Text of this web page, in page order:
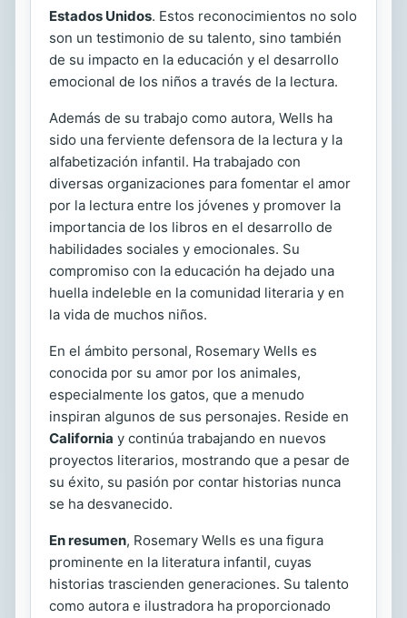
Estados Unidos. Estos reconocimientos no solo
son un testimonio de su talento, sino también
de su impacto en la educación y el desarrollo
emocional de los niños a través de la lectura.
Además de su trabajo como autora, Wells ha
sido una ferviente defensora de la lectura y la
alfabetización infantil. Ha trabajado con
diversas organizaciones para fomentar el amor
por la lectura entre los jóvenes y promover la
importancia de los libros en el desarrollo de
habilidades sociales y emocionales. Su
compromiso con la educación ha dejado una
huella indeleble en la comunidad literaria y en
la vida de muchos niños.
En el ámbito personal, Rosemary Wells es
conocida por su amor por los animales,
especialmente los gatos, que a menudo
inspiran algunos de sus personajes. Reside en
California y continúa trabajando en nuevos
proyectos literarios, mostrando que a pesar de
su éxito, su pasión por contar historias nunca
se ha desvanecido.
En resumen, Rosemary Wells es una figura
prominente en la literatura infantil, cuyas
historias trascienden generaciones. Su talento
como autora e ilustradora ha proporcionado